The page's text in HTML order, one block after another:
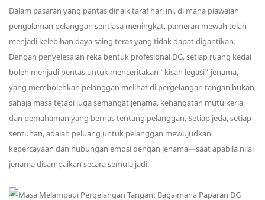
Dalam pasaran yang pantas dinaik taraf hari ini, di mana piawaian
pengalaman pelanggan sentiasa meningkat, pameran mewah telah
menjadi kelebihan daya saing teras yang tidak dapat digantikan.
Dengan penyelesaian reka bentuk profesional DG, setiap ruang kedai
boleh menjadi pentas untuk menceritakan "kisah legasi" jenama,
yang membolehkan pelanggan melihat di pergelangan tangan bukan
sahaja masa tetapi juga semangat jenama, kehangatan mutu kerja,
dan pemahaman yang bernas tentang pelanggan. Setiap jeda, setiap
sentuhan, adalah peluang untuk pelanggan mewujudkan
kepercayaan dan hubungan emosi dengan jenama—saat apabila nilai
jenama disampaikan secara semula jadi.